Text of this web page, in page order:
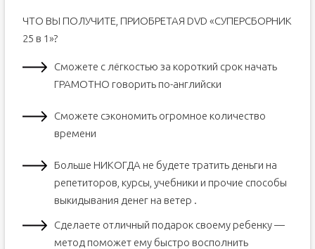
ЧТО ВЫ ПОЛУЧИТЕ, ПРИОБРЕТАЯ DVD «СУПЕРСБОРНИК
25 в 1»?
Сможете с лёгкостью за короткий срок начать
ГРАМОТНО говорить по-английски
Сможете сэкономить огромное количество
времени
Больше НИКОГДА не будете тратить деньги на
репетиторов, курсы, учебники и прочие способы
выкидывания денег на ветер .
Сделаете отличный подарок своему ребенку —
метод поможет ему быстро восполнить